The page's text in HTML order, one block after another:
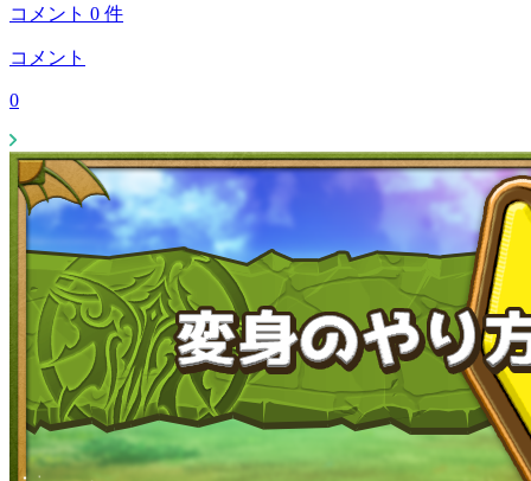
コメント 0 件
コメント
0